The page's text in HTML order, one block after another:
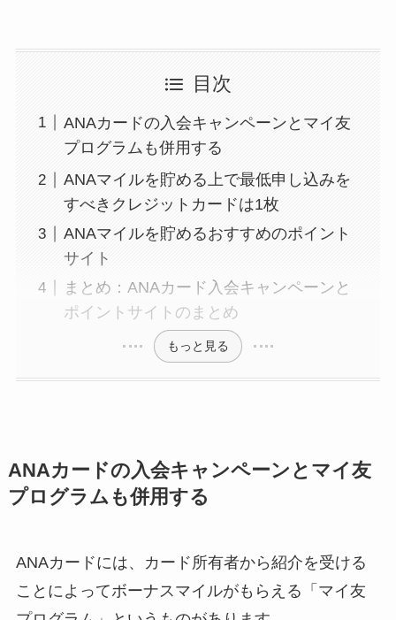
目次
ANAカードの入会キャンペーンとマイ友
プログラムも併用する
ANAマイルを貯める上で最低申し込みを
すべきクレジットカードは1枚
ANAマイルを貯めるおすすめのポイント
サイト
まとめ：ANAカード入会キャンペーンと
ポイントサイトのまとめ
もっと見る
ANAカードの入会キャンペーンとマイ友
プログラムも併用する
ANAカードには、カード所有者から紹介を受ける
ことによってボーナスマイルがもらえる「マイ友